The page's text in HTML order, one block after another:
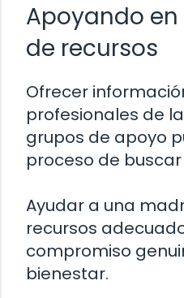
Apoyando
de recursos
Ofrecer
profesionales de
grupos de apoyo
proceso de
Ayudar a una
recursos
compromiso
bienestar.